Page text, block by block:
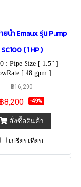
ยน้ำ Emaux รุ่น Pump
SC100 ( 1 HP )
: Pipe Size [ 1.5" ]
[ 48 gpm ]
฿16,200
฿8,200 -49%
สั่งซื้อสินค้า
เปรียบเทียบ